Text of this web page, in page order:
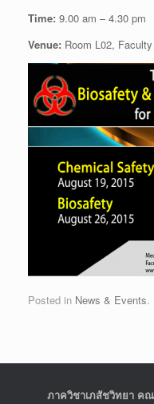
Time: 9.00 am – 4.30 pm
Venue: Room L02,
Posted in News & Events.
ภาควิชาเภสัชวิทยา ค